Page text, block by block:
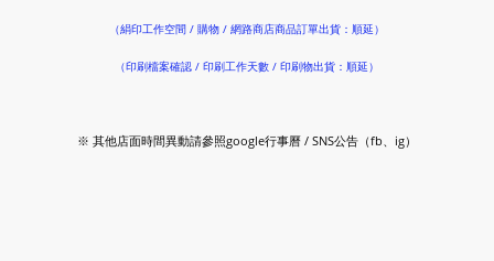
（絹印工作空間 / 購物 / 網路商店商品訂單出貨：順延）
（印刷檔案確認 / 印刷工作天數 / 印刷物出貨：順延）
※ 其他店面時間異動請參照google行事曆 / SNS公告（fb、ig）